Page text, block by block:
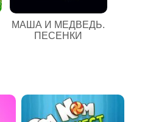
МАША И МЕДВЕДЬ.
ПЕСЕНКИ